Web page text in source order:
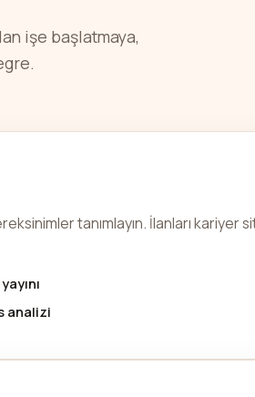
işe başlatmaya,
tanımlayın. İlanları kariyer
analizi